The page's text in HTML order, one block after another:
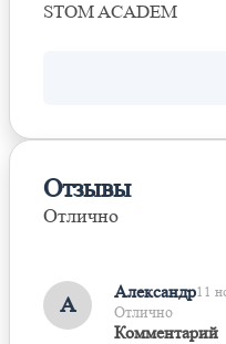
STOM ACADEM
Отзывы
Отлично
А
Александр11
Отлично
Комментарий